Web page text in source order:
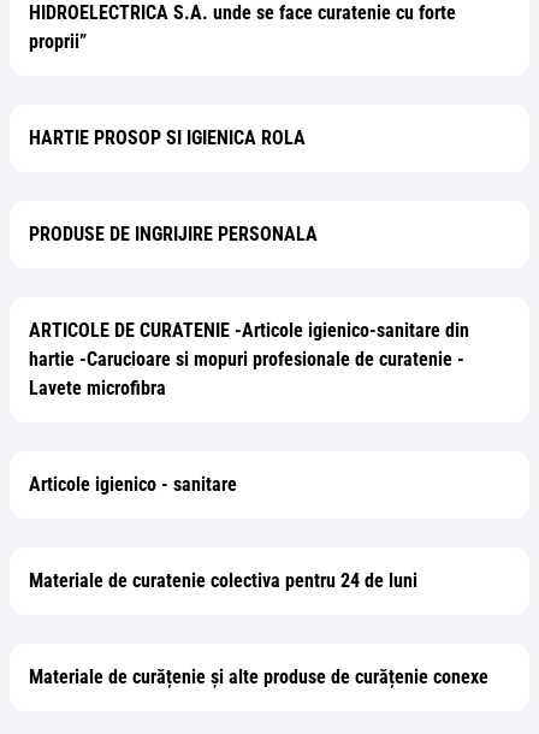
HIDROELECTRICA S.A. unde se face curatenie cu forte
proprii”
HARTIE PROSOP SI IGIENICA ROLA
PRODUSE DE INGRIJIRE PERSONALA
ARTICOLE DE CURATENIE -Articole igienico-sanitare din
hartie -Carucioare si mopuri profesionale de curatenie -
Lavete microfibra
Articole igienico - sanitare
Materiale de curatenie colectiva pentru 24 de luni
Materiale de curățenie și alte produse de curățenie conexe